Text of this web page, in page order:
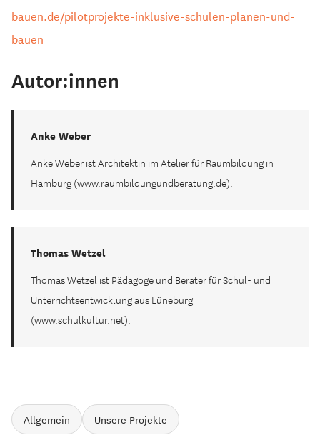
bauen.de/pilotprojekte-inklusive-schulen-planen-und-
bauen
Autor:innen
Anke Weber
Anke Weber ist Architektin im Atelier für Raumbildung in
Hamburg (www.raumbildungundberatung.de).
Thomas Wetzel
Thomas Wetzel ist Pädagoge und Berater für Schul- und
Unterrichtsentwicklung aus Lüneburg
(www.schulkultur.net).
Allgemein Unsere Projekte